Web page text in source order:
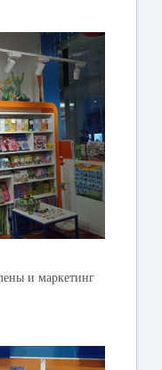
и маркетинг